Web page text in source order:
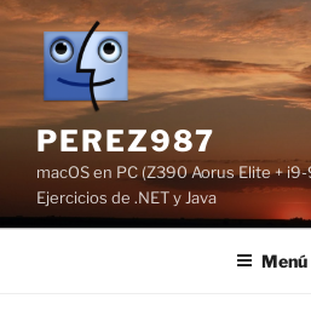
Saltar
contenido
PEREZ987
macOS en PC (Z390 Aorus Elite +
Ejercicios de .NET y Java
Menú